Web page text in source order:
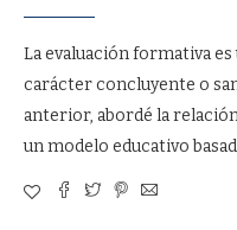
La evaluación formativa
carácter concluyente o
anterior, abordé la
un modelo educativo